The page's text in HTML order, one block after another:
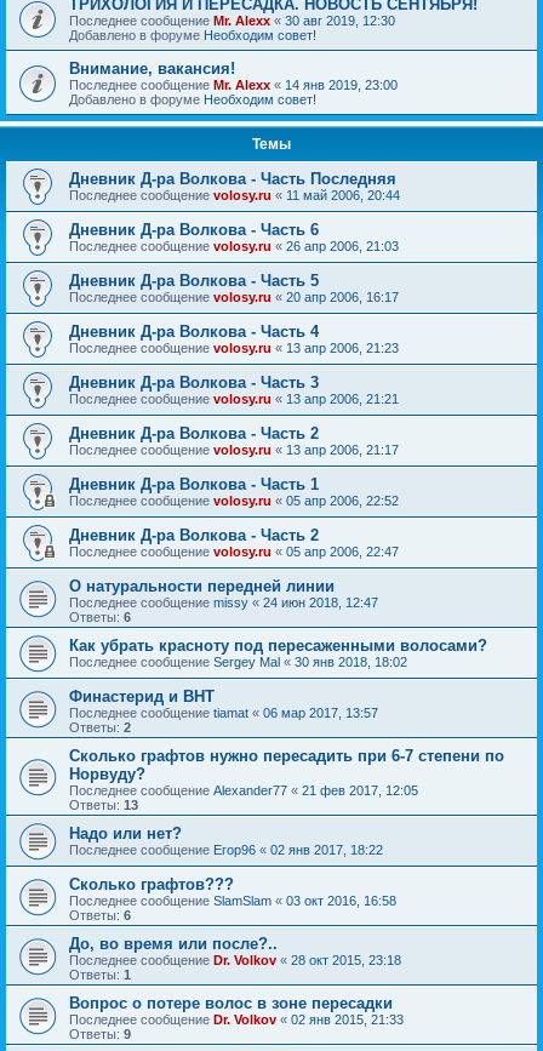
ТРИХОЛОГИЯ И ПЕРЕСАДКА. НОВОСТЬ СЕНТЯБРЯ!
Последнее сообщение Mr. Alexx « 30 авг 2019, 12:30
Добавлено в форуме Необходим совет!
Внимание, вакансия!
Последнее сообщение Mr. Alexx « 14 янв 2019, 23:00
Добавлено в форуме Необходим совет!
Темы
Дневник Д-ра Волкова - Часть Последняя
Последнее сообщение volosy.ru « 11 май 2006, 20:44
Дневник Д-ра Волкова - Часть 6
Последнее сообщение volosy.ru « 26 апр 2006, 21:03
Дневник Д-ра Волкова - Часть 5
Последнее сообщение volosy.ru « 20 апр 2006, 16:17
Дневник Д-ра Волкова - Часть 4
Последнее сообщение volosy.ru « 13 апр 2006, 21:23
Дневник Д-ра Волкова - Часть 3
Последнее сообщение volosy.ru « 13 апр 2006, 21:21
Дневник Д-ра Волкова - Часть 2
Последнее сообщение volosy.ru « 13 апр 2006, 21:17
Дневник Д-ра Волкова - Часть 1
Последнее сообщение volosy.ru « 05 апр 2006, 22:52
Дневник Д-ра Волкова - Часть 2
Последнее сообщение volosy.ru « 05 апр 2006, 22:47
О натуральности передней линии
Последнее сообщение missy « 24 июн 2018, 12:47
Ответы: 6
Как убрать красноту под пересаженными волосами?
Последнее сообщение Sergey Mal « 30 янв 2018, 18:02
Финастерид и BHT
Последнее сообщение tiamat « 06 мар 2017, 13:57
Ответы: 2
Сколько графтов нужно пересадить при 6-7 степени по
Норвуду?
Последнее сообщение Alexander77 « 21 фев 2017, 12:05
Ответы: 13
Надо или нет?
Последнее сообщение Егор96 « 02 янв 2017, 18:22
Сколько графтов???
Последнее сообщение SlamSlam « 03 окт 2016, 16:58
Ответы: 6
До, во время или после?..
Последнее сообщение Dr. Volkov « 28 окт 2015, 23:18
Ответы: 1
Вопрос о потере волос в зоне пересадки
Последнее сообщение Dr. Volkov « 02 янв 2015, 21:33
Ответы: 9